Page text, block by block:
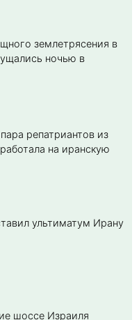
землетрясения в
ночью в
репатриантов из
на иранскую
ультиматум Ирану
шоссе Израиля